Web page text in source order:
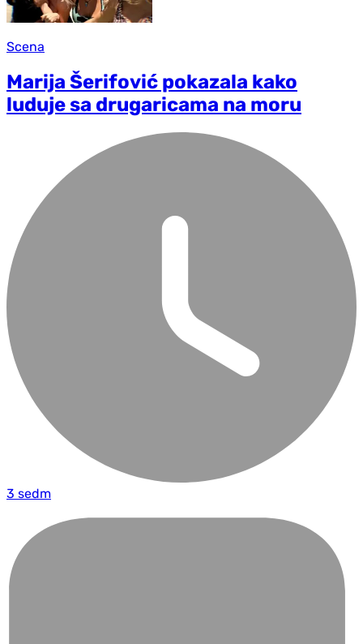
Scena
Marija Šerifović pokazala kako
luduje sa drugaricama na moru
3 sedm